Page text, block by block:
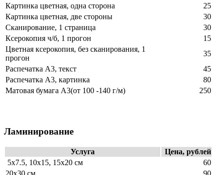
Картинка цветная, одна сторона
25
Картинка цветная, две стороны
30
Сканирование, 1 страница
30
Ксерокопия ч/б, 1 прогон
15
Цветная ксерокопия, без сканирования, 1
прогон
35
Распечатка А3, текст
45
Распечатка А3, картинка
80
Матовая бумага А3(от 100 -140 г/м)
250
Ламинирование
Услуга
Цена, рублей
5х7.5, 10х15, 15х20 см
60